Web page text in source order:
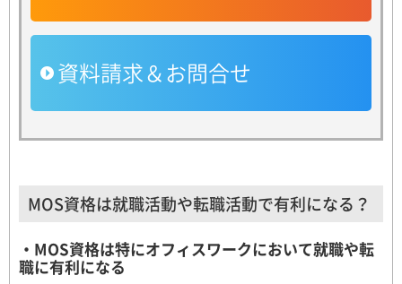
資料請求＆お問合せ
MOS資格は就職活動や転職活動で有利になる？
・MOS資格は特にオフィスワークにおいて就職や転
職に有利になる